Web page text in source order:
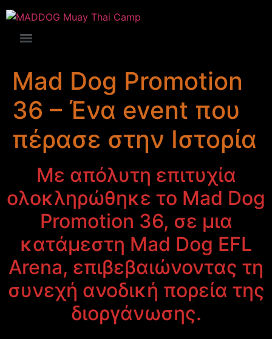
Mad Dog Promotion
36 – Ένα event που
πέρασε στην Ιστορία
Με απόλυτη επιτυχία
ολοκληρώθηκε το Mad Dog
Promotion 36, σε μια
κατάμεστη Mad Dog EFL
Arena, επιβεβαιώνοντας τη
συνεχή ανοδική πορεία της
διοργάνωσης.